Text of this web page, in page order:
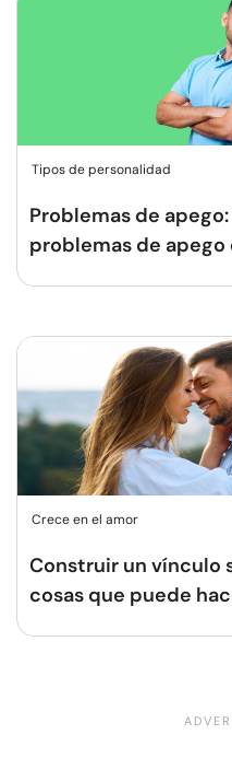
Tipos de personalidad
Problemas de
problemas de apego
Crece en el amor
Construir un vínculo
cosas que puede